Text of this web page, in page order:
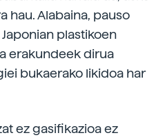
hau. Alabaina, pauso
plastikoen
erakundeek dirua
bukaerako likidoa har
ez gasifikazioa ez